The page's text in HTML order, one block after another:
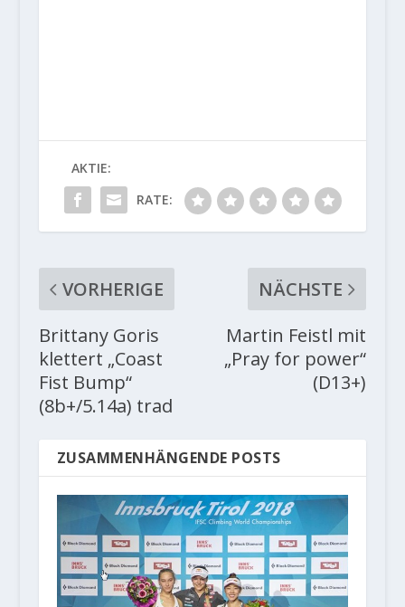
AKTIE:
RATE:
VORHERIGE
Brittany Goris
klettert „Coast
Fist Bump“
(8b+/5.14a) trad
NÄCHSTE
Martin Feistl mit
„Pray for power“
(D13+)
ZUSAMMENHÄNGENDE POSTS